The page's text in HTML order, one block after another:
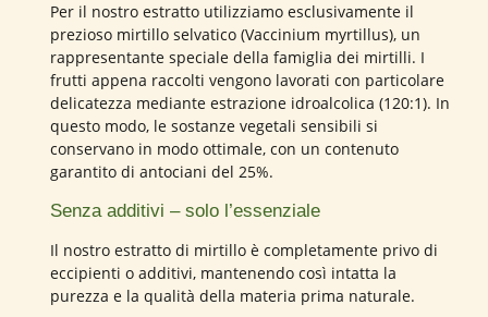
Per il nostro estratto utilizziamo esclusivamente il
prezioso mirtillo selvatico (Vaccinium myrtillus), un
rappresentante speciale della famiglia dei mirtilli. I
frutti appena raccolti vengono lavorati con particolare
delicatezza mediante estrazione idroalcolica (120:1). In
questo modo, le sostanze vegetali sensibili si
conservano in modo ottimale, con un contenuto
garantito di antociani del 25%.
Senza additivi – solo l’essenziale
Il nostro estratto di mirtillo è completamente privo di
eccipienti o additivi, mantenendo così intatta la
purezza e la qualità della materia prima naturale.